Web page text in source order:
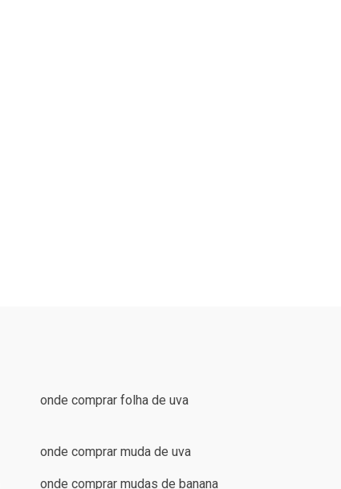
onde comprar folha de uva
onde comprar muda de uva
onde comprar mudas de banana